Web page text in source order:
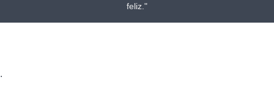
feliz."
.